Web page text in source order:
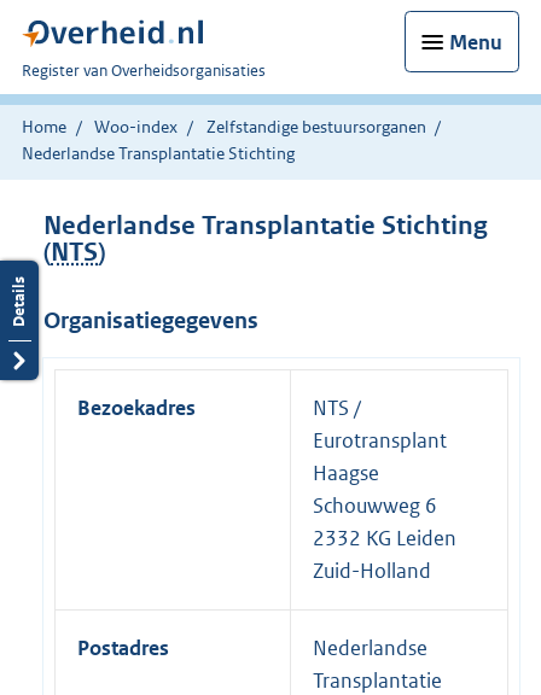
Menu
U
bent
nu
hier:
Register van Overheidsorganisaties
Home Woo-index
Zelfstandige bestuursorganen
Nederlandse Transplantatie Stichting
Nederlandse Transplantatie Stichting
(NTS)
Organisatiegegevens
Bezoekadres
NTS /
Eurotransplant
Haagse
Schouwweg 6
2332 KG Leiden
Zuid-Holland
Postadres
Nederlandse
Transplantatie